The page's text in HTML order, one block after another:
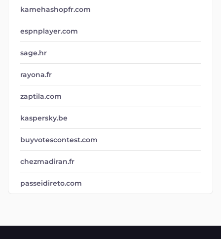
kamehashopfr.com
espnplayer.com
sage.hr
rayona.fr
zaptila.com
kaspersky.be
buyvotescontest.com
chezmadiran.fr
passeidireto.com